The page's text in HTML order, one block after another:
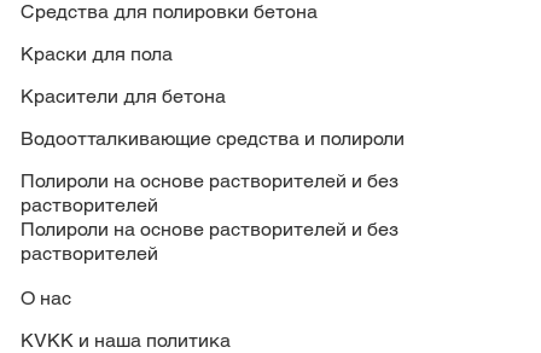
Средства для полировки бетона
Краски для пола
Красители для бетона
Водоотталкивающие средства и полироли
Полироли на основе растворителей и без
растворителей
Полироли на основе растворителей и без
растворителей
О нас
KVKK и наша политика